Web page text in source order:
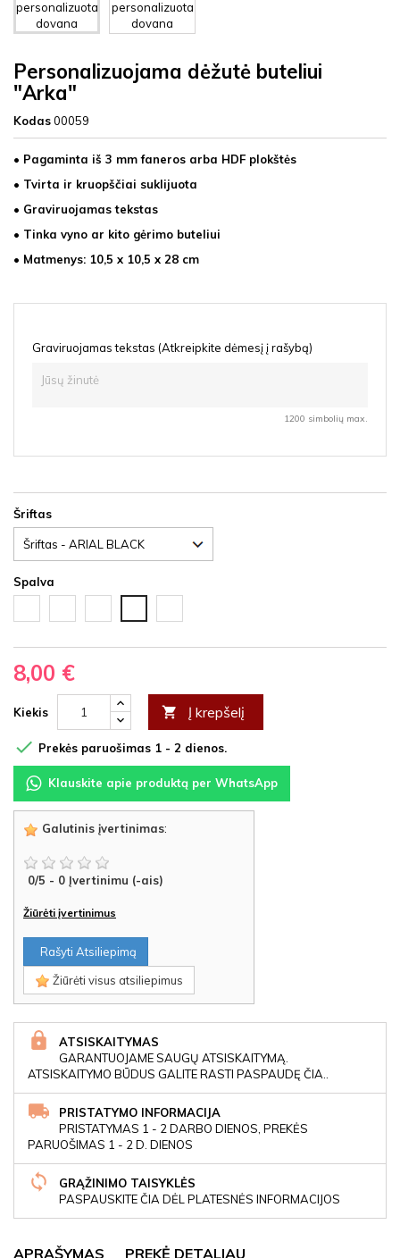
Personalizuojama dėžutė buteliui
"Arka"
Kodas00059
• Pagaminta iš 3 mm faneros arba HDF plokštės
• Tvirta ir kruopščiai suklijuota
• Graviruojamas tekstas
• Tinka vyno ar kito gėrimo buteliui
• Matmenys: 10,5 x 10,5 x 28 cm
Graviruojamas tekstas (Atkreipkite dėmesį į rašybą)
1200 simbolių max.
Šriftas
Spalva
HDF
HDF
latte
HDF
fanera
8,00 €
Kiekis  Į krepšelį
 Prekės paruošimas 1 - 2 dienos.
Klauskite apie produktą per WhatsApp
Galutinis įvertinimas:
0/5 - 0 Įvertinimu (-ais)
Žiūrėti įvertinimus
Rašyti Atsiliepimą
Žiūrėti visus atsiliepimus
ATSISKAITYMAS
GARANTUOJAME SAUGŲ ATSISKAITYMĄ.
ATSISKAITYMO BŪDUS GALITE RASTI PASPAUDĘ ČIA..
PRISTATYMO INFORMACIJA
PRISTATYMAS 1 - 2 DARBO DIENOS, PREKĖS
PARUOŠIMAS 1 - 2 D. DIENOS
GRĄŽINIMO TAISYKLĖS
PASPAUSKITE ČIA DĖL PLATESNĖS INFORMACIJOS
APRAŠYMAS PREKĖ DETALIAU